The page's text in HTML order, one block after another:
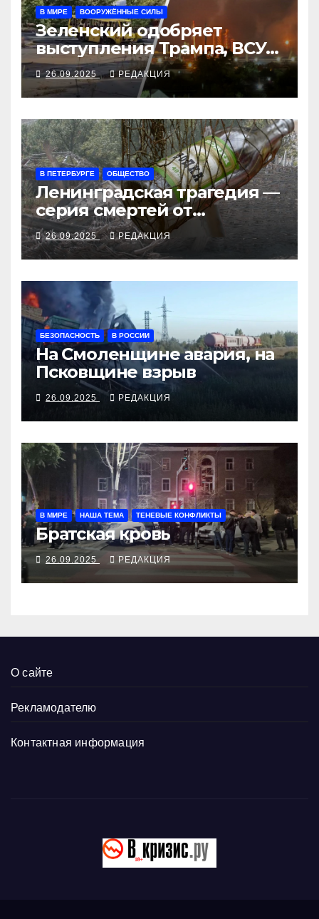
В МИРЕ ВООРУЖЁННЫЕ СИЛЫ
Зеленский одобряет
выступления Трампа, ВСУ
закрыли Добропольский
рубеж
26.09.2025 РЕДАКЦИЯ
В ПЕТЕРБУРГЕ ОБЩЕСТВО
Ленинградская трагедия —
серия смертей от
алкосуррогата
26.09.2025 РЕДАКЦИЯ
БЕЗОПАСНОСТЬ В РОССИИ
На Смоленщине авария, на
Псковщине взрыв
26.09.2025 РЕДАКЦИЯ
В МИРЕ НАША ТЕМА ТЕНЕВЫЕ КОНФЛИКТЫ
Братская кровь
26.09.2025 РЕДАКЦИЯ
О сайте
Рекламодателю
Контактная информация